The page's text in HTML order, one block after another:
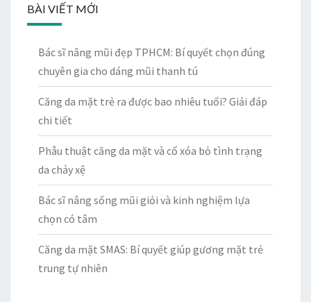
BÀI VIẾT MỚI
Bác sĩ nâng mũi đẹp TPHCM: Bí quyết chọn đúng
chuyên gia cho dáng mũi thanh tú
Căng da mặt trẻ ra được bao nhiêu tuổi? Giải đáp
chi tiết
Phẫu thuật căng da mặt và cổ xóa bỏ tình trạng
da chảy xệ
Bác sĩ nâng sống mũi giỏi và kinh nghiệm lựa
chọn có tâm
Căng da mặt SMAS: Bí quyết giúp gương mặt trẻ
trung tự nhiên